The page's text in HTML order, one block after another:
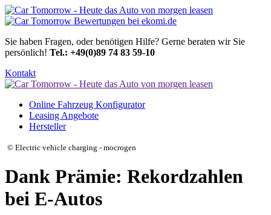
Sie haben Fragen, oder benötigen Hilfe? Gerne beraten wir Sie
persönlich! Tel.: +49(0)89 74 83 59-10
Kontakt
Online Fahrzeug Konfigurator
Leasing Angebote
Hersteller
© Electric vehicle charging - mocrogen
Dank Prämie: Rekordzahlen
bei E-Autos